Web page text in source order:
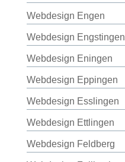
Webdesign Engen
Webdesign Engstingen
Webdesign Eningen
Webdesign Eppingen
Webdesign Esslingen
Webdesign Ettlingen
Webdesign Feldberg